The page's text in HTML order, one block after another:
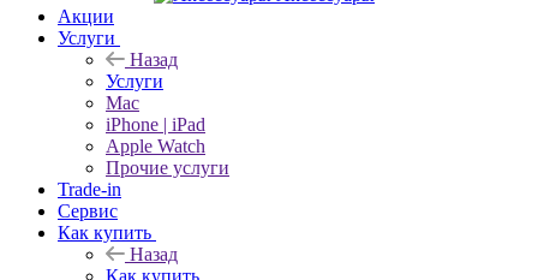
Акции
Услуги
Назад
Услуги
Mac
iPhone | iPad
Apple Watch
Прочие услуги
Trade-in
Сервис
Как купить
Назад
Как купить